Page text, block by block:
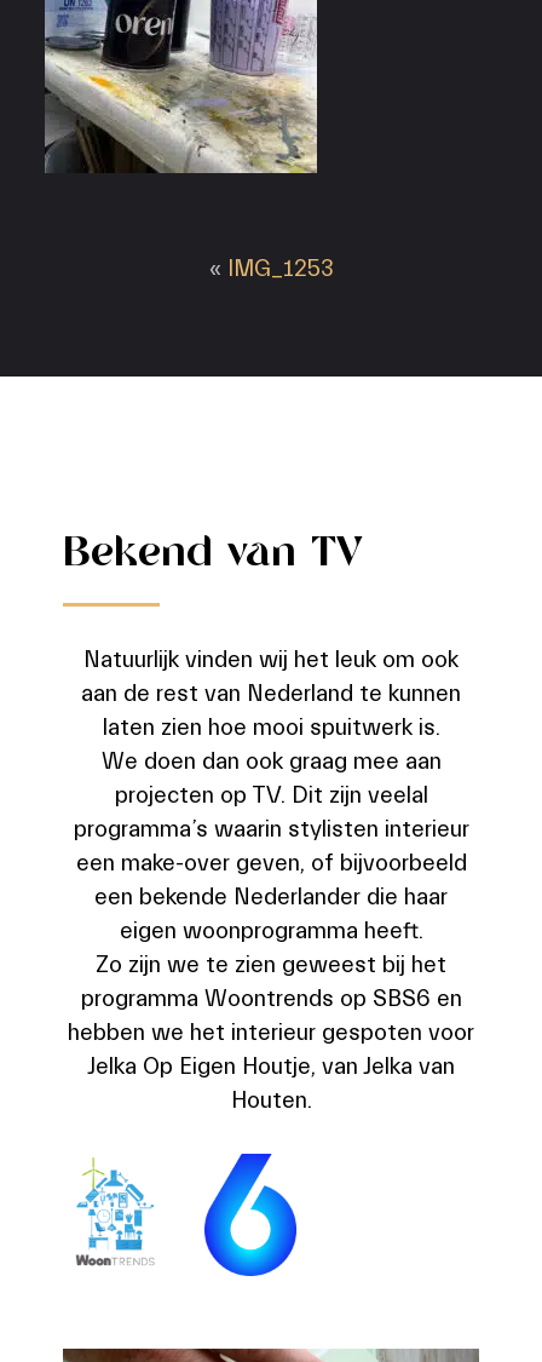
« IMG_1253
Bekend van TV
Natuurlijk vinden wij het leuk om ook
aan de rest van Nederland te kunnen
laten zien hoe mooi spuitwerk is.
We doen dan ook graag mee aan
projecten op TV. Dit zijn veelal
programma’s waarin stylisten interieur
een make-over geven, of bijvoorbeeld
een bekende Nederlander die haar
eigen woonprogramma heeft.
Zo zijn we te zien geweest bij het
programma Woontrends op SBS6 en
hebben we het interieur gespoten voor
Jelka Op Eigen Houtje, van Jelka van
Houten.